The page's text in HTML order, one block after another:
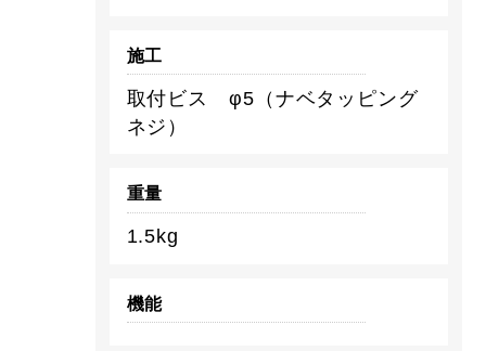
施工
取付ビス φ5（ナベタッピング
ネジ）
重量
1.5kg
機能